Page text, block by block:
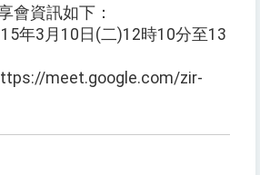
會資訊如下：
年3月10日(二)12時10分至13
meet.google.com/zir-